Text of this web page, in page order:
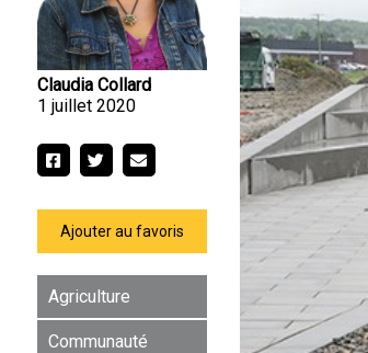
Claudia Collard
1 juillet 2020
Ajouter au favoris
Agriculture
Communauté